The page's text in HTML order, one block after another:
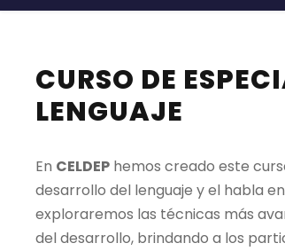
CURSO DE
LENGUAJE
En CELDEP hemos creado este
desarrollo del lenguaje y el habla
exploraremos las técnicas más
del desarrollo, brindando a los